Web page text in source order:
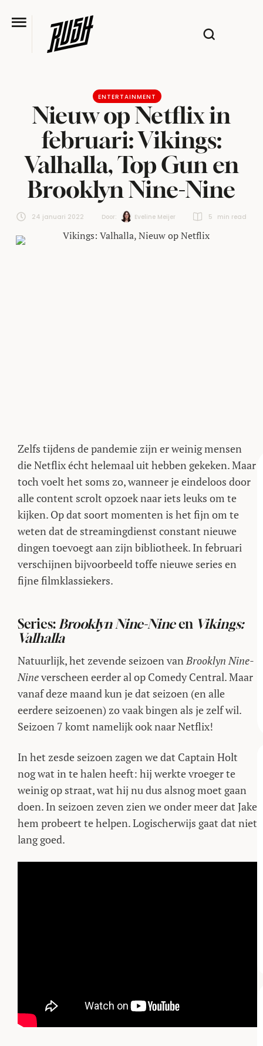
ENTERTAINMENT
Nieuw op Netflix in
februari: Vikings:
Valhalla, Top Gun en
Brooklyn Nine-Nine
24 januari 2022 Door: Eveline Meijer 5 min read
Zelfs tijdens de pandemie zijn er weinig mensen
die Netflix écht helemaal uit hebben gekeken. Maar
toch voelt het soms zo, wanneer je eindeloos door
alle content scrolt opzoek naar iets leuks om te
kijken. Op dat soort momenten is het fijn om te
weten dat de streamingdienst constant nieuwe
dingen toevoegt aan zijn bibliotheek. In februari
verschijnen bijvoorbeeld toffe nieuwe series en
fijne filmklassiekers.
Series: Brooklyn Nine-Nineen Vikings:
Valhalla
Natuurlijk, het zevende seizoen vanBrooklyn Nine-
Nineverscheen eerder al op Comedy Central. Maar
vanaf deze maand kun je dat seizoen (en alle
eerdere seizoenen) zo vaak bingen als je zelf wil.
Seizoen 7 komt namelijk ook naar Netflix!
In het zesde seizoen zagen we dat Captain Holt
nog wat in te halen heeft: hij werkte vroeger te
weinig op straat, wat hij nu dus alsnog moet gaan
doen. In seizoen zeven zien we onder meer dat Jake
hem probeert te helpen. Logischerwijs gaat dat niet
lang goed.